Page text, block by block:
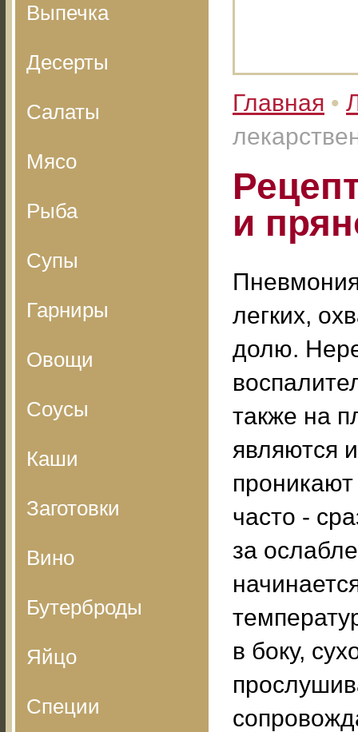
Выпечка
Десерты
Салаты
Мясо
Рыба
Супы
Гарниры
Овощи
Соусы
Каши
Заготовки
Вино
Бутерброды
Яйцо
Специи
Главная •
и
легких,
долю.
также на
являются
часто -
за
в боку,